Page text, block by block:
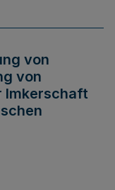
von
von
Imkerschaft